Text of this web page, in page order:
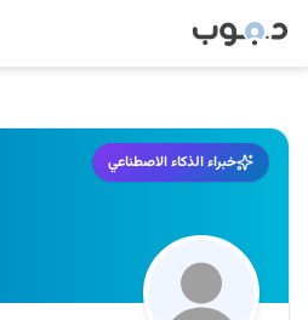
خبراء الذكاء الاصطناعي